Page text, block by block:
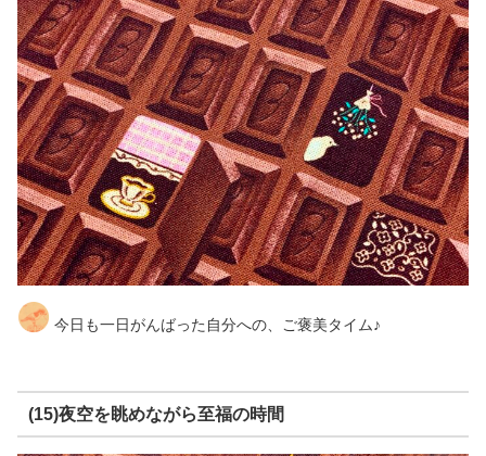
今日も一日がんばった自分への、ご褒美タイム♪
(15)夜空を眺めながら至福の時間